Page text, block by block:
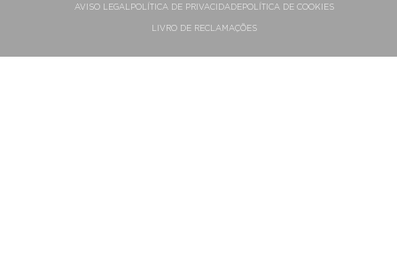
AVISO LEGAL POLÍTICA DE PRIVACIDADEPOLÍTICA DE COOKIES
LIVRO DE RECLAMAÇÕES